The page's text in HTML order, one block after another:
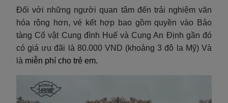
Đối với những người quan tâm đến trải nghiệm văn
hóa rộng hơn, vé kết hợp bao gồm quyền vào Bảo
tàng Cổ vật Cung đình Huế và Cung An Định gần đó
có giá ưu đãi là 80.000 VND (khoảng 3 đô la Mỹ) Và
là miễn phí cho trẻ em.